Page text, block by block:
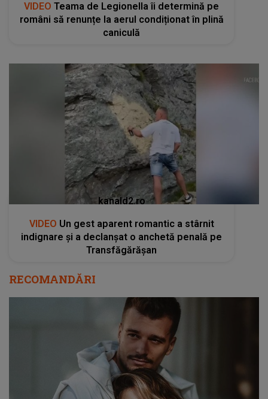
VIDEO Teama de Legionella îi determină pe
români să renunțe la aerul condiționat în plină
caniculă
kanald2.ro
VIDEO Un gest aparent romantic a stârnit
indignare și a declanșat o anchetă penală pe
Transfăgărășan
RECOMANDĂRI